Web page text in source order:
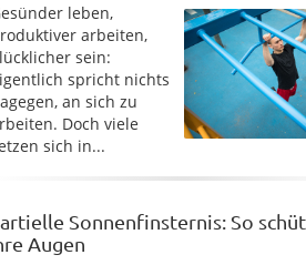
leben,
arbeiten,
sein:
spricht nichts
an sich zu
Doch viele
sich in...
Sonnenfinsternis: So
Augen